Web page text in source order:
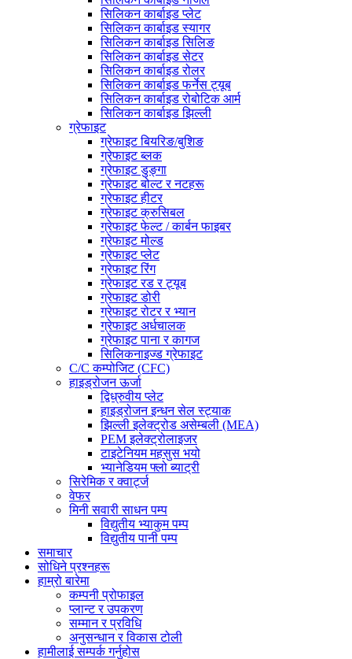
सिलिकन कार्बाइड प्लेट
सिलिकन कार्बाइड स्यागर
सिलिकन कार्बाइड सिलिङ
सिलिकन कार्बाइड सेटर
सिलिकन कार्बाइड रोलर
सिलिकन कार्बाइड फर्नेस ट्यूब
सिलिकन कार्बाइड रोबोटिक आर्म
सिलिकन कार्बाइड झिल्ली
ग्रेफाइट
ग्रेफाइट बियरिङ/बुशिङ
ग्रेफाइट ब्लक
ग्रेफाइट डुङ्गा
ग्रेफाइट बोल्ट र नटहरू
ग्रेफाइट हीटर
ग्रेफाइट क्रुसिबल
ग्रेफाइट फेल्ट / कार्बन फाइबर
ग्रेफाइट मोल्ड
ग्रेफाइट प्लेट
ग्रेफाइट रिंग
ग्रेफाइट रड र ट्यूब
ग्रेफाइट डोरी
ग्रेफाइट रोटर र भ्यान
ग्रेफाइट अर्धचालक
ग्रेफाइट पाना र कागज
सिलिकनाइज्ड ग्रेफाइट
C/C कम्पोजिट (CFC)
हाइड्रोजन ऊर्जा
द्विध्रुवीय प्लेट
हाइड्रोजन इन्धन सेल स्ट्याक
झिल्ली इलेक्ट्रोड असेम्बली (MEA)
PEM इलेक्ट्रोलाइजर
टाइटेनियम महसुस भयो
भ्यानेडियम फ्लो ब्याट्री
सिरेमिक र क्वार्ट्ज
वेफर
मिनी सवारी साधन पम्प
विद्युतीय भ्याकुम पम्प
विद्युतीय पानी पम्प
समाचार
सोधिने प्रश्नहरू
हाम्रो बारेमा
कम्पनी प्रोफाइल
प्लान्ट र उपकरण
सम्मान र प्रविधि
अनुसन्धान र विकास टोली
हामीलाई सम्पर्क गर्नुहोस